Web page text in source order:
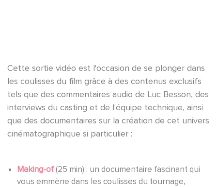
Cette sortie vidéo est l'occasion de se plonger dans
les coulisses du film grâce à des contenus exclusifs
tels que des commentaires audio de Luc Besson, des
interviews du casting et de l'équipe technique, ainsi
que des documentaires sur la création de cet univers
cinématographique si particulier :
Making-of(25 min) : un documentaire fascinant qui
vous emmène dans les coulisses du tournage,